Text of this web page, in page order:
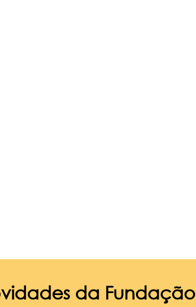
da Fundação